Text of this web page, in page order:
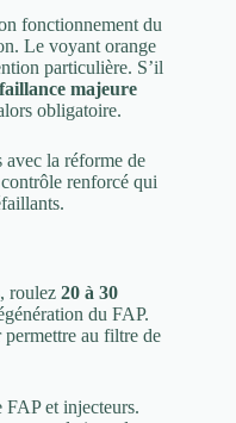
fonctionnement du
Le voyant orange
particulière. S’il
majeure
obligatoire.
la réforme de
renforcé qui
roulez 20 à 30
du FAP.
au filtre de
FAP et injecteurs.